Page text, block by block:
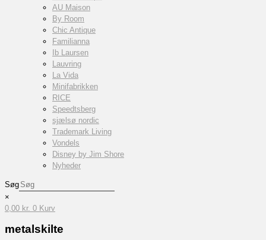
AU Maison
By Room
Chic Antique
Familianna
Ib Laursen
Lauvring
La Vida
Minifabrikken
RICE
Speedtsberg
sjælsø nordic
Trademark Living
Vondels
Disney by Jim Shore
Nyheder
Søg
×
0,00 kr. 0 Kurv
metalskilte